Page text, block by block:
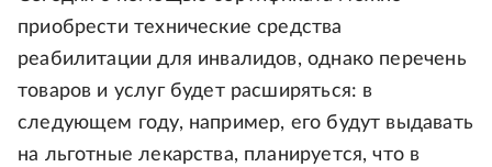
приобрести технические средства
реабилитации для инвалидов, однако перечень
товаров и услуг будет расширяться: в
следующем году, например, его будут выдавать
на льготные лекарства, планируется, что в